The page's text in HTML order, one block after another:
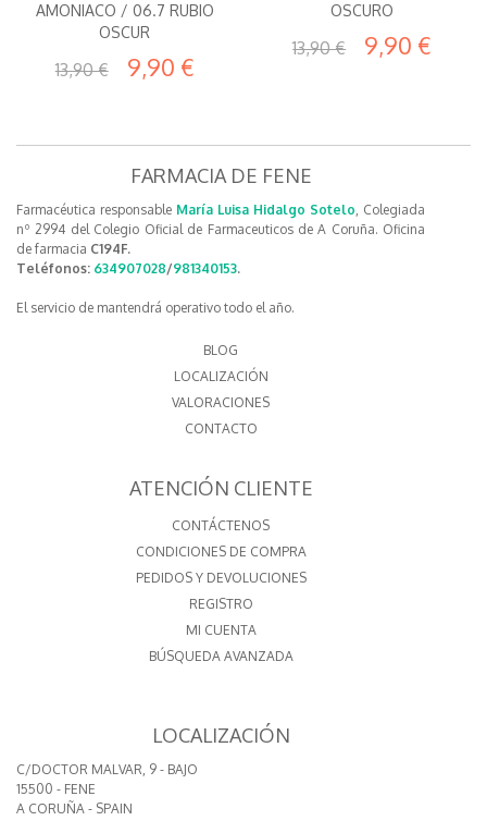
AMONIACO / 06.7 RUBIO
OSCUR
13,90 € 9,90 €
OSCURO
13,90 € 9,90 €
FARMACIA DE FENE
Farmacéutica responsable María Luisa Hidalgo Sotelo, Colegiada
nº 2994 del Colegio Oficial de Farmaceuticos de A Coruña. Oficina
de farmacia C194F.
Teléfonos: 634907028/981340153.
El servicio de mantendrá operativo todo el año.
BLOG
LOCALIZACIÓN
VALORACIONES
CONTACTO
ATENCIÓN CLIENTE
CONTÁCTENOS
CONDICIONES DE COMPRA
PEDIDOS Y DEVOLUCIONES
REGISTRO
MI CUENTA
BÚSQUEDA AVANZADA
LOCALIZACIÓN
C/DOCTOR MALVAR, 9 - BAJO
15500 - FENE
A CORUÑA - SPAIN